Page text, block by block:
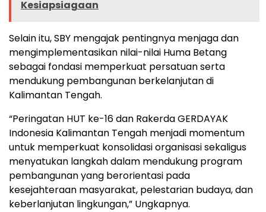
Kesiapsiagaan
Selain itu, SBY mengajak pentingnya menjaga dan
mengimplementasikan nilai-nilai Huma Betang
sebagai fondasi memperkuat persatuan serta
mendukung pembangunan berkelanjutan di
Kalimantan Tengah.
“Peringatan HUT ke-16 dan Rakerda GERDAYAK
Indonesia Kalimantan Tengah menjadi momentum
untuk memperkuat konsolidasi organisasi sekaligus
menyatukan langkah dalam mendukung program
pembangunan yang berorientasi pada
kesejahteraan masyarakat, pelestarian budaya, dan
keberlanjutan lingkungan,” Ungkapnya.